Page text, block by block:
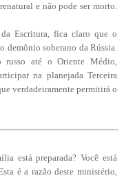
e não pode ser morto.
Escritura, fica claro que o
demônio soberano da Rússia.
russo até o Oriente Médio,
na planejada Terceira
verdadeiramente permitirá o
está preparada? Você está
é a razão deste ministério,